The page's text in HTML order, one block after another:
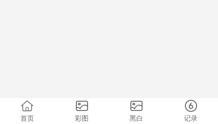
首页 彩图 黑白 记录